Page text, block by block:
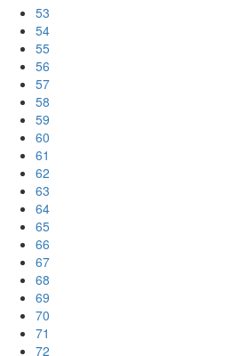
53
54
55
56
57
58
59
60
61
62
63
64
65
66
67
68
69
70
71
72